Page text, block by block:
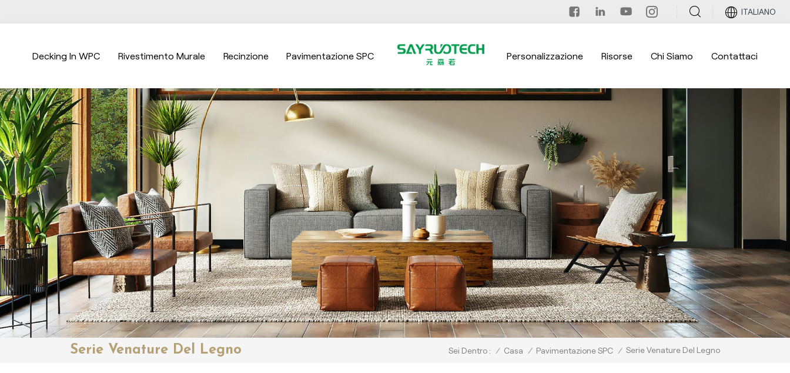
ITALIANO
Decking In WPC Rivestimento Murale Recinzione Pavimentazione SPC Personalizzazione Risorse Chi Siamo Contattaci
Serie Venature Del Legno Sei Dentro : / Casa / Pavimentazione SPC / Serie Venature Del Legno